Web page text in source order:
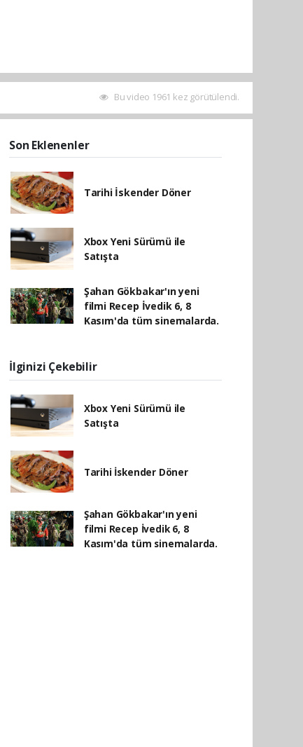
Bu video 1961 kez görütülendi.
Son Eklenenler
Tarihi İskender Döner
Xbox Yeni Sürümü ile
Satışta
Şahan Gökbakar'ın yeni
filmi Recep İvedik 6, 8
Kasım'da tüm sinemalarda.
İlginizi Çekebilir
Xbox Yeni Sürümü ile
Satışta
Tarihi İskender Döner
Şahan Gökbakar'ın yeni
filmi Recep İvedik 6, 8
Kasım'da tüm sinemalarda.